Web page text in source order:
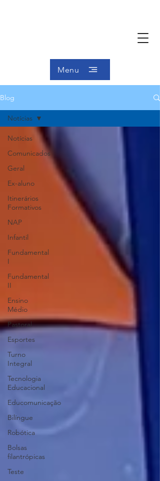
Menu
Blog
Notícias
Comunicados
Geral
Ex-aluno
Itinerários
Formativos
NAP
Infantil
Fundamental
I
Fundamental
II
Ensino
Médio
Pastoral
Esportes
Turno
Integral
Tecnologia
Educacional
Educomunicação
Bilíngue
Robótica
Bolsas
filantrópicas
Teste
Notícias